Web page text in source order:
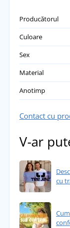
Producătorul
Culoare
Sex
Material
Anotimp
Contact cu
V-ar
cu